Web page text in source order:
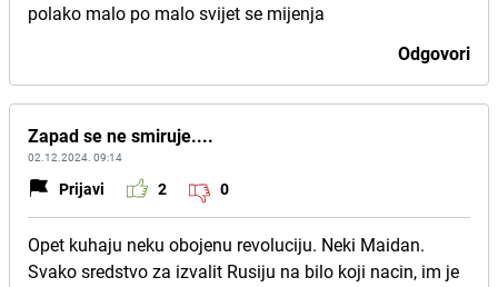
polako malo po malo svijet se mijenja
Odgovori
Zapad se ne smiruje....
02.12.2024. 09:14
Prijavi 2 0
Opet kuhaju neku obojenu revoluciju. Neki Maidan.
Svako sredstvo za izvalit Rusiju na bilo koji nacin, im je